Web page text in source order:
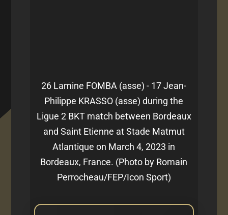
26 Lamine FOMBA (asse) - 17 Jean-
Philippe KRASSO (asse) during the
Ligue 2 BKT match between Bordeaux
and Saint Etienne at Stade Matmut
Atlantique on March 4, 2023 in
Bordeaux, France. (Photo by Romain
Perrocheau/FEP/Icon Sport)